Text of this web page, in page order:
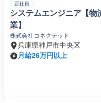
正社員
システムエンジニア【物
業】
株式会社コネクテッド
兵庫県神戸市中央区
月給26万円以上